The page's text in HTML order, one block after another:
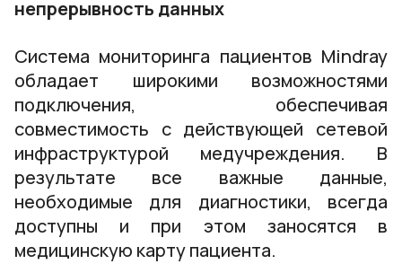
непрерывность данных
Система мониторинга пациентов Mindray
обладает широкими возможностями
подключения, обеспечивая
совместимость с действующей сетевой
инфраструктурой медучреждения. В
результате все важные данные,
необходимые для диагностики, всегда
доступны и при этом заносятся в
медицинскую карту пациента.